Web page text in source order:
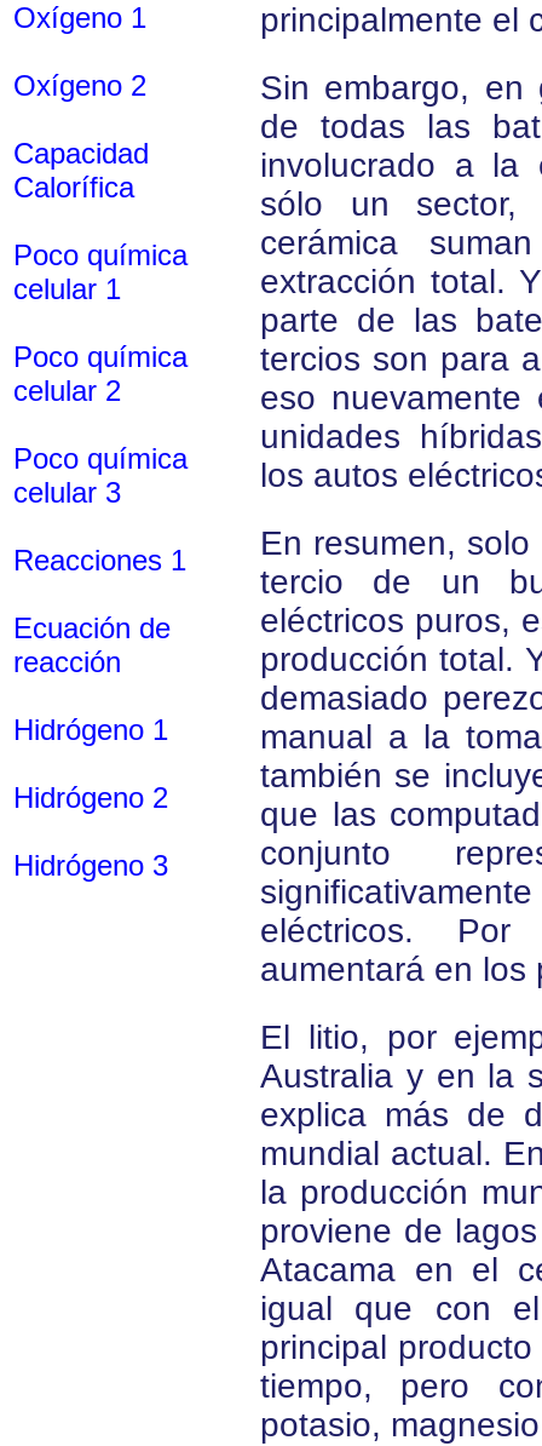
Oxígeno 1
Oxígeno 2
Capacidad
Calorífica
Poco química
celular 1
Poco química
celular 2
Poco química
celular 3
Reacciones 1
Ecuación de
reacción
Hidrógeno 1
Hidrógeno 2
Hidrógeno 3
principalmente el
Sin embargo, en
de todas las
involucrado a la
sólo un
cerámica
extracción total.
parte de las
tercios son para
eso
unidades
los autos
En resumen,
tercio de un
eléctricos puros,
producción total.
demasiado
manual a la
también se
que las
conjunto
eléctricos. Por
aumentará en los
El litio, por
Australia y en la
explica más de
mundial actual.
la producción
proviene de
Atacama en el
igual que con
principal
tiempo, pero
potasio,